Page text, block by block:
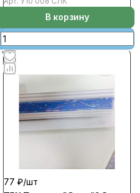
В корзину
77 ₽/шт